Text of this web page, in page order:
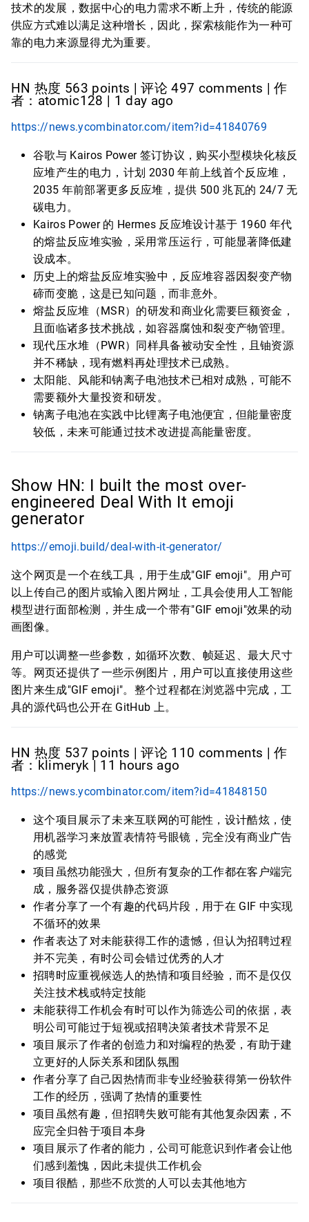
技术的发展，数据中心的电力需求不断上升，传统的能源
供应方式难以满足这种增长，因此，探索核能作为一种可
靠的电力来源显得尤为重要。
HN 热度 563 points | 评论 497 comments | 作
者：atomic128 | 1 day ago
https://news.ycombinator.com/item?id=41840769
谷歌与 Kairos Power 签订协议，购买小型模块化核反
应堆产生的电力，计划 2030 年前上线首个反应堆，
2035 年前部署更多反应堆，提供 500 兆瓦的 24/7 无
碳电力。
Kairos Power 的 Hermes 反应堆设计基于 1960 年代
的熔盐反应堆实验，采用常压运行，可能显著降低建
设成本。
历史上的熔盐反应堆实验中，反应堆容器因裂变产物
碲而变脆，这是已知问题，而非意外。
熔盐反应堆（MSR）的研发和商业化需要巨额资金，
且面临诸多技术挑战，如容器腐蚀和裂变产物管理。
现代压水堆（PWR）同样具备被动安全性，且铀资源
并不稀缺，现有燃料再处理技术已成熟。
太阳能、风能和钠离子电池技术已相对成熟，可能不
需要额外大量投资和研发。
钠离子电池在实践中比锂离子电池便宜，但能量密度
较低，未来可能通过技术改进提高能量密度。
Show HN: I built the most over-
engineered Deal With It emoji
generator
https://emoji.build/deal-with-it-generator/
这个网页是一个在线工具，用于生成"GIF emoji"。用户可
以上传自己的图片或输入图片网址，工具会使用人工智能
模型进行面部检测，并生成一个带有"GIF emoji"效果的动
画图像。
用户可以调整一些参数，如循环次数、帧延迟、最大尺寸
等。网页还提供了一些示例图片，用户可以直接使用这些
图片来生成"GIF emoji"。整个过程都在浏览器中完成，工
具的源代码也公开在 GitHub 上。
HN 热度 537 points | 评论 110 comments | 作
者：klimeryk | 11 hours ago
https://news.ycombinator.com/item?id=41848150
这个项目展示了未来互联网的可能性，设计酷炫，使
用机器学习来放置表情符号眼镜，完全没有商业广告
的感觉
项目虽然功能强大，但所有复杂的工作都在客户端完
成，服务器仅提供静态资源
作者分享了一个有趣的代码片段，用于在 GIF 中实现
不循环的效果
作者表达了对未能获得工作的遗憾，但认为招聘过程
并不完美，有时公司会错过优秀的人才
招聘时应重视候选人的热情和项目经验，而不是仅仅
关注技术栈或特定技能
未能获得工作机会有时可以作为筛选公司的依据，表
明公司可能过于短视或招聘决策者技术背景不足
项目展示了作者的创造力和对编程的热爱，有助于建
立更好的人际关系和团队氛围
作者分享了自己因热情而非专业经验获得第一份软件
工作的经历，强调了热情的重要性
项目虽然有趣，但招聘失败可能有其他复杂因素，不
应完全归咎于项目本身
项目展示了作者的能力，公司可能意识到作者会让他
们感到羞愧，因此未提供工作机会
项目很酷，那些不欣赏的人可以去其他地方